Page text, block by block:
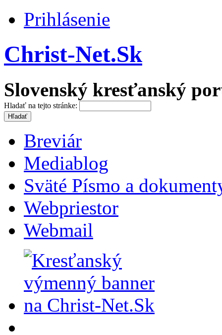
Prihlásenie
Christ-Net.Sk
Slovenský kresťanský
Hladať na tejto stránke:
Breviár
Mediablog
Sväté Písmo a
Webpriestor
Webmail